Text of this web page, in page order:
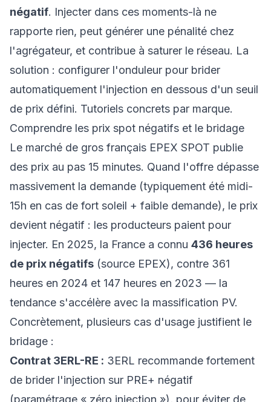
négatif. Injecter dans ces moments-là ne
rapporte rien, peut générer une pénalité chez
l'agrégateur, et contribue à saturer le réseau. La
solution : configurer l'onduleur pour brider
automatiquement l'injection en dessous d'un seuil
de prix défini. Tutoriels concrets par marque.
Comprendre les prix spot négatifs et le bridage
Le marché de gros français EPEX SPOT publie
des prix au pas 15 minutes. Quand l'offre dépasse
massivement la demande (typiquement été midi-
15h en cas de fort soleil + faible demande), le prix
devient négatif : les producteurs paient pour
injecter. En 2025, la France a connu 436 heures
de prix négatifs (source EPEX), contre 361
heures en 2024 et 147 heures en 2023 — la
tendance s'accélère avec la massification PV.
Concrètement, plusieurs cas d'usage justifient le
bridage :
Contrat 3ERL-RE : 3ERL recommande fortement
de brider l'injection sur PRE+ négatif